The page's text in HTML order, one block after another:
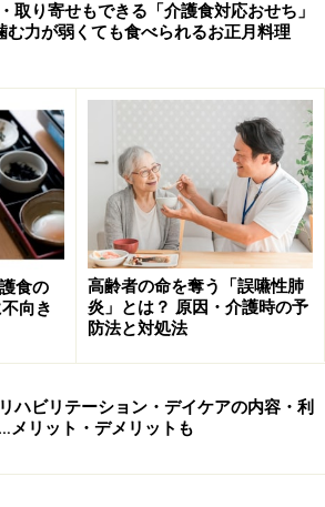
っている部分。それ以外の白っぽい
の形）が身体です。
ん中・少し左寄りにありますが、見
の上の水色の部分が「口腔」いわゆ
口腔の上の水色部分が鼻の穴から鼻
）」です。そう思うと、鼻の穴の奥
いているのですね。舌の右側にある
すい）」は俗に言う「のどちんこ」
「咽頭（いんとう）」です。さら
で肺につながる「気管（きかん）」
管を通って、肺へ届きます。食べ物
を通って、胃へ送られます。
取り寄せもできる「介護食対応おせち」
力が弱くても食べられるお正月料理
食の
向き
高齢者の命を奪う「誤嚥性肺
炎」とは？ 原因・介護時の予
防法と対処法
ハビリテーション・デイケアの内容・利
メリット・デメリットも